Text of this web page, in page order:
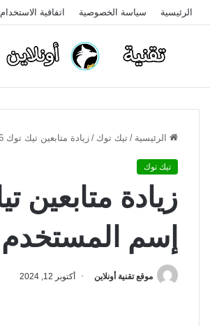
الرئيسية سياسة الخصوصية اتفاقية الاستخدام
الرئيسية / تيك توك / زيادة متابعين تيك توك 2026 مجانا و عن طريق إسم المستخدم
تيك توك
إسم المستخدم
موقع تقنية أونلاين أكتوبر 12, 2024